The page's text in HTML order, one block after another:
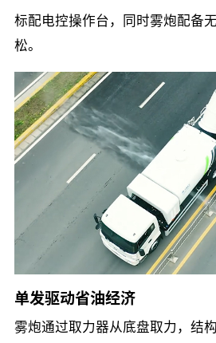
标配电控操作台，同时雾炮配备
松。
单发驱动省油经济
雾炮通过取力器从底盘取力，结